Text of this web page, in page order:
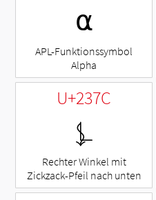
⍺
APL-Funktionssymbol
Alpha
U+237C
⍼
Rechter Winkel mit
Zickzack-Pfeil nach unten